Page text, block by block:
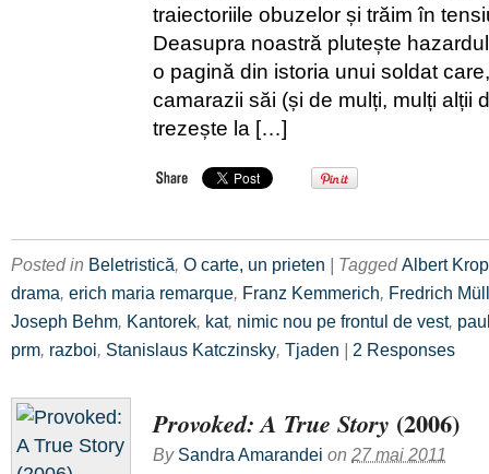
traiectoriile obuzelor și trăim în
Deasupra noastră plutește
o pagină din istoria unui soldat
camarazii săi (și de mulți, mulți alții
trezește la […]
Posted in Beletristică, O carte, un prieten | TaggedAlbert
drama, erich maria remarque, Franz Kemmerich, Fredrich
Joseph Behm, Kantorek, kat, nimic nou pe frontul de vest,
prm, razboi, Stanislaus Katczinsky, Tjaden | 2 Responses
Provoked: A True Story (2006)
By Sandra Amarandei on 27 mai 2011